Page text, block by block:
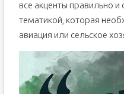
все акценты правильно и
тематикой, которая
авиация или сельское